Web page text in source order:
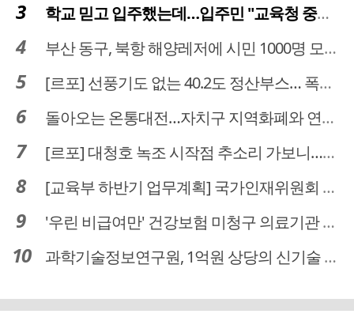
학교 믿고 입주했는데…입주민 "교육청 중재 나서라"
부산 동구, 북항 해양레저에 시민 1000명 모였다
[르포] 선풍기도 없는 40.2도 정산부스… 폭염 속 공영주차장 근로자
돌아오는 온통대전…자치구 지역화폐와 연계·통합 가능할까
[르포] 대청호 녹조 시작점 추소리 가보니…걷어내도 짙은 초록빛
[교육부 하반기 업무계획] 국가인재위원회 신설… 거점국립대 3곳 성장엔진·AI 분야 패키지 지원
'우린 비급여만' 건강보험 미청구 의료기관 대전 65곳 충남 31곳
과학기술정보연구원, 1억원 상당의 신기술 기업 이전 완료